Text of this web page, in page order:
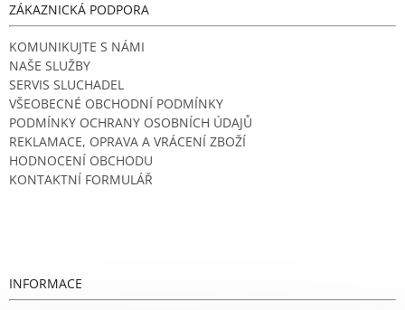
ZÁKAZNICKÁ PODPORA
KOMUNIKUJTE S NÁMI
NAŠE SLUŽBY
SERVIS SLUCHADEL
VŠEOBECNÉ OBCHODNÍ PODMÍNKY
PODMÍNKY OCHRANY OSOBNÍCH ÚDAJŮ
REKLAMACE, OPRAVA A VRÁCENÍ ZBOŽÍ
HODNOCENÍ OBCHODU
KONTAKTNÍ FORMULÁŘ
INFORMACE